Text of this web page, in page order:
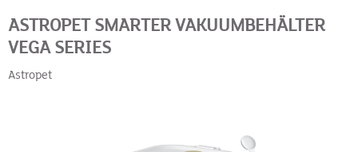
ASTROPET SMARTER VAKUUMBEHÄLTER
VEGA SERIES
Astropet